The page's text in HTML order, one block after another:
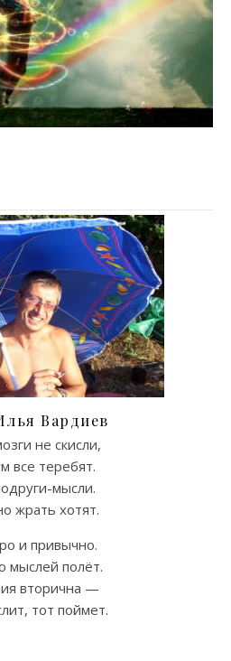
Вардиев
не скисли,
все теребят.
мысли.
жрать хотят.
и привычно.
мыслей полёт.
вторична —
тот поймет.